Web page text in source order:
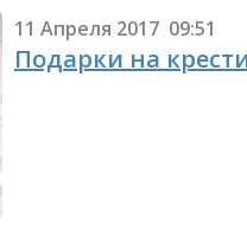
11 Апреля 2017 09:51
Подарки на